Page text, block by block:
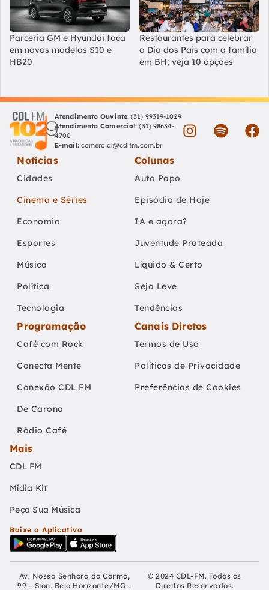
Parceria GM e Hyundai foca
em novos modelos S10 e
HB20
Restaurantes para celebrar
o Dia dos Pais com a família
em BH; veja 10 opções
Atendimento Ouvinte: (31) 99319-1029
Atendimento Comercial: (31) 98634-
4700
E-mail: comercial@cdlfm.com.br
Notícias
Cidades
Cinema e Séries
Economia
Esportes
Música
Política
Tecnologia
Colunas
Auto Papo
Episódio de Hoje
IA e agora?
Juventude Prateada
Líquido & Certo
Seja Leve
Tendências
Programação
Café com Rock
Conecta Mente
Conexão CDL FM
De Carona
Rádio Café
Canais Diretos
Termos de Uso
Políticas de Privacidade
Preferências de Cookies
Mais
CDL FM
Mídia Kit
Peça Sua Música
Baixe o Aplicativo
Av. Nossa Senhora do Carmo,
99 – Sion, Belo Horizonte/MG –
© 2024 CDL-FM. Todos os
Direitos Reservados.